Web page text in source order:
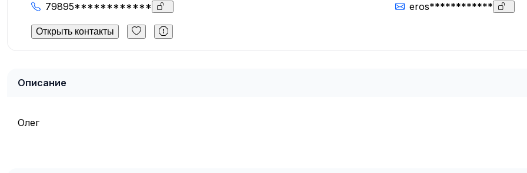
79895************ eros************
Открыть контакты
Описание
Олег